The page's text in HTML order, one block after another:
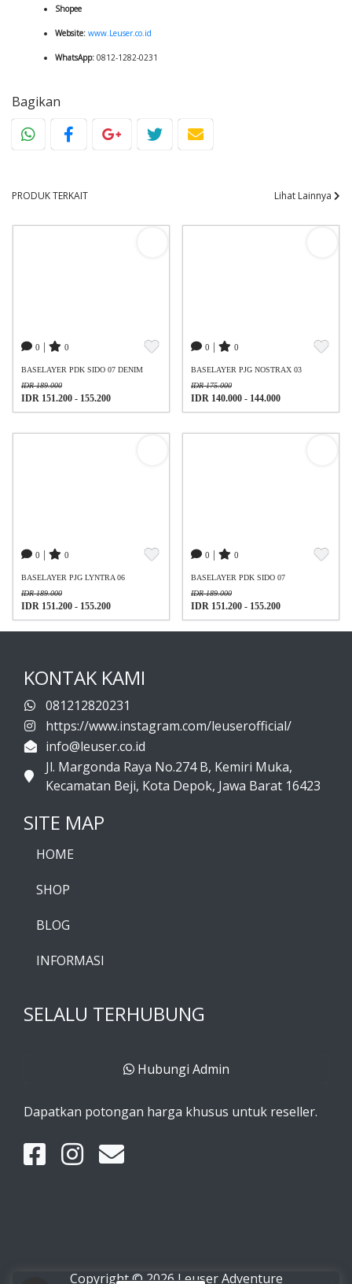
Shopee
Website: www.Leuser.co.id
WhatsApp: 0812-1282-0231
Bagikan
PRODUK TERKAIT Lihat Lainnya
0 0
BASELAYER PDK SIDO 07 DENIM
IDR 189.000
IDR 151.200 - 155.200
0 0
BASELAYER PJG NOSTRAX 03
IDR 175.000
IDR 140.000 - 144.000
0 0
BASELAYER PJG LYNTRA 06
IDR 189.000
IDR 151.200 - 155.200
0 0
BASELAYER PDK SIDO 07
IDR 189.000
IDR 151.200 - 155.200
KONTAK KAMI
081212820231
https://www.instagram.com/leuserofficial/
info@leuser.co.id
Jl. Margonda Raya No.274 B, Kemiri Muka,
Kecamatan Beji, Kota Depok, Jawa Barat 16423
SITE MAP
HOME
SHOP
BLOG
INFORMASI
SELALU TERHUBUNG
Hubungi Admin
Dapatkan potongan harga khusus untuk reseller.
Copyright © 2026 Leuser Adventure